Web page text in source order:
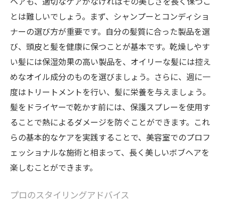
とは難しいでしょう。まず、シャンプーとコンディショ
ナーの選び方が重要です。自分の髪質に合った製品を選
び、頭皮と髪を健康に保つことが基本です。乾燥しやす
い髪には保湿効果の高い製品を、オイリーな髪には控え
めなオイル成分のものを選びましょう。さらに、週に一
度はトリートメントを行い、髪に栄養を与えましょう。
髪をドライヤーで乾かす前には、保護スプレーを使用す
ることで熱によるダメージを防ぐことができます。これ
らの基本的なケアを実践することで、美容室でのプロフ
ェッショナルな施術と相まって、長く美しいボブヘアを
楽しむことができます。
プロのスタイリングアドバイス